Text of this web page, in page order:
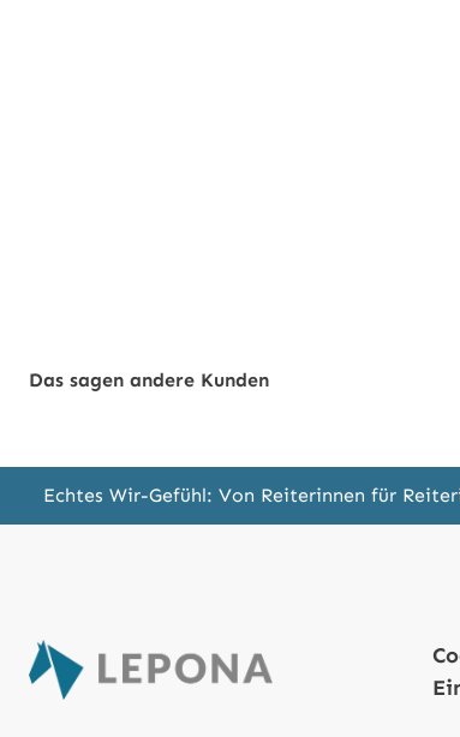
Das sagen andere Kunden
Echtes Wir-Gefühl: Von Reiterinnen für